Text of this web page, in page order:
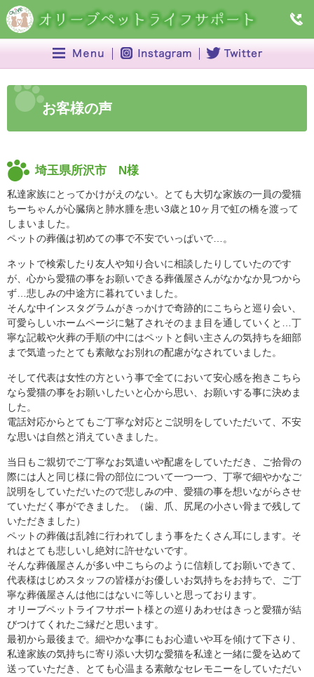
お客様の声
埼玉県所沢市 N様
私達家族にとってかけがえのない。とても大切な家族の一員の愛猫
ちーちゃんが心臓病と肺水腫を患い3歳と10ヶ月で虹の橋を渡って
しまいました。
ペットの葬儀は初めての事で不安でいっぱいで…。
ネットで検索したり友人や知り合いに相談したりしていたのです
が、心から愛猫の事をお願いできる葬儀屋さんがなかなか見つから
ず…悲しみの中途方に暮れていました。
そんな中インスタグラムがきっかけで奇跡的にこちらと巡り会い、
可愛らしいホームページに魅了されそのまま目を通していくと…丁
寧な記載や火葬の手順の中にはペットと飼い主さんの気持ちを細部
まで気遣ったとても素敵なお別れの配慮がなされていました。
そして代表は女性の方という事で全てにおいて安心感を抱きこちら
なら愛猫の事をお願いしたいと心から思い、お願いする事に決めま
した。
電話対応からとてもご丁寧な対応とご説明をしていただいて、不安
な思いは自然と消えていきました。
当日もご親切でご丁寧なお気遣いや配慮をしていただき、ご拾骨の
際には人と同じ様に骨の部位について一つ一つ、丁寧で細やかなご
説明をしていただいたので悲しみの中、愛猫の事を想いながらさせ
ていただく事ができました。（歯、爪、尻尾の小さい骨まで残して
いただきました）
ペットの葬儀は乱雑に行われてしまう事をたくさん耳にします。そ
れはとても悲しいし絶対に許せないです。
そんな葬儀屋さんが多い中こちらのように信頼してお願いできて、
代表様はじめスタッフの皆様がお優しいお気持ちをお持ちで、ご丁
寧な葬儀屋さんは他にはないに等しいと思っております。
オリーブペットライフサポート様との巡りあわせはきっと愛猫が結
びつけてくれたご縁だと思います。
最初から最後まで。細やかな事にもお心遣いや耳を傾けて下さり、
私達家族の気持ちに寄り添い大切な愛猫を私達と一緒に愛を込めて
送っていただき、とても心温まる素敵なセレモニーをしていただい